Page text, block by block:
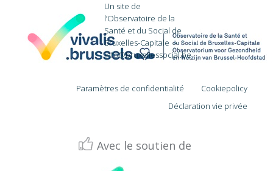
Un site de
l’Observatoire de la
Santé et du Social de
Bruxelles-Capitale ·
info@bruxellessocial.be
Paramètres de confidentialité
Cookiepolicy
Déclaration vie privée
Avec le soutien de